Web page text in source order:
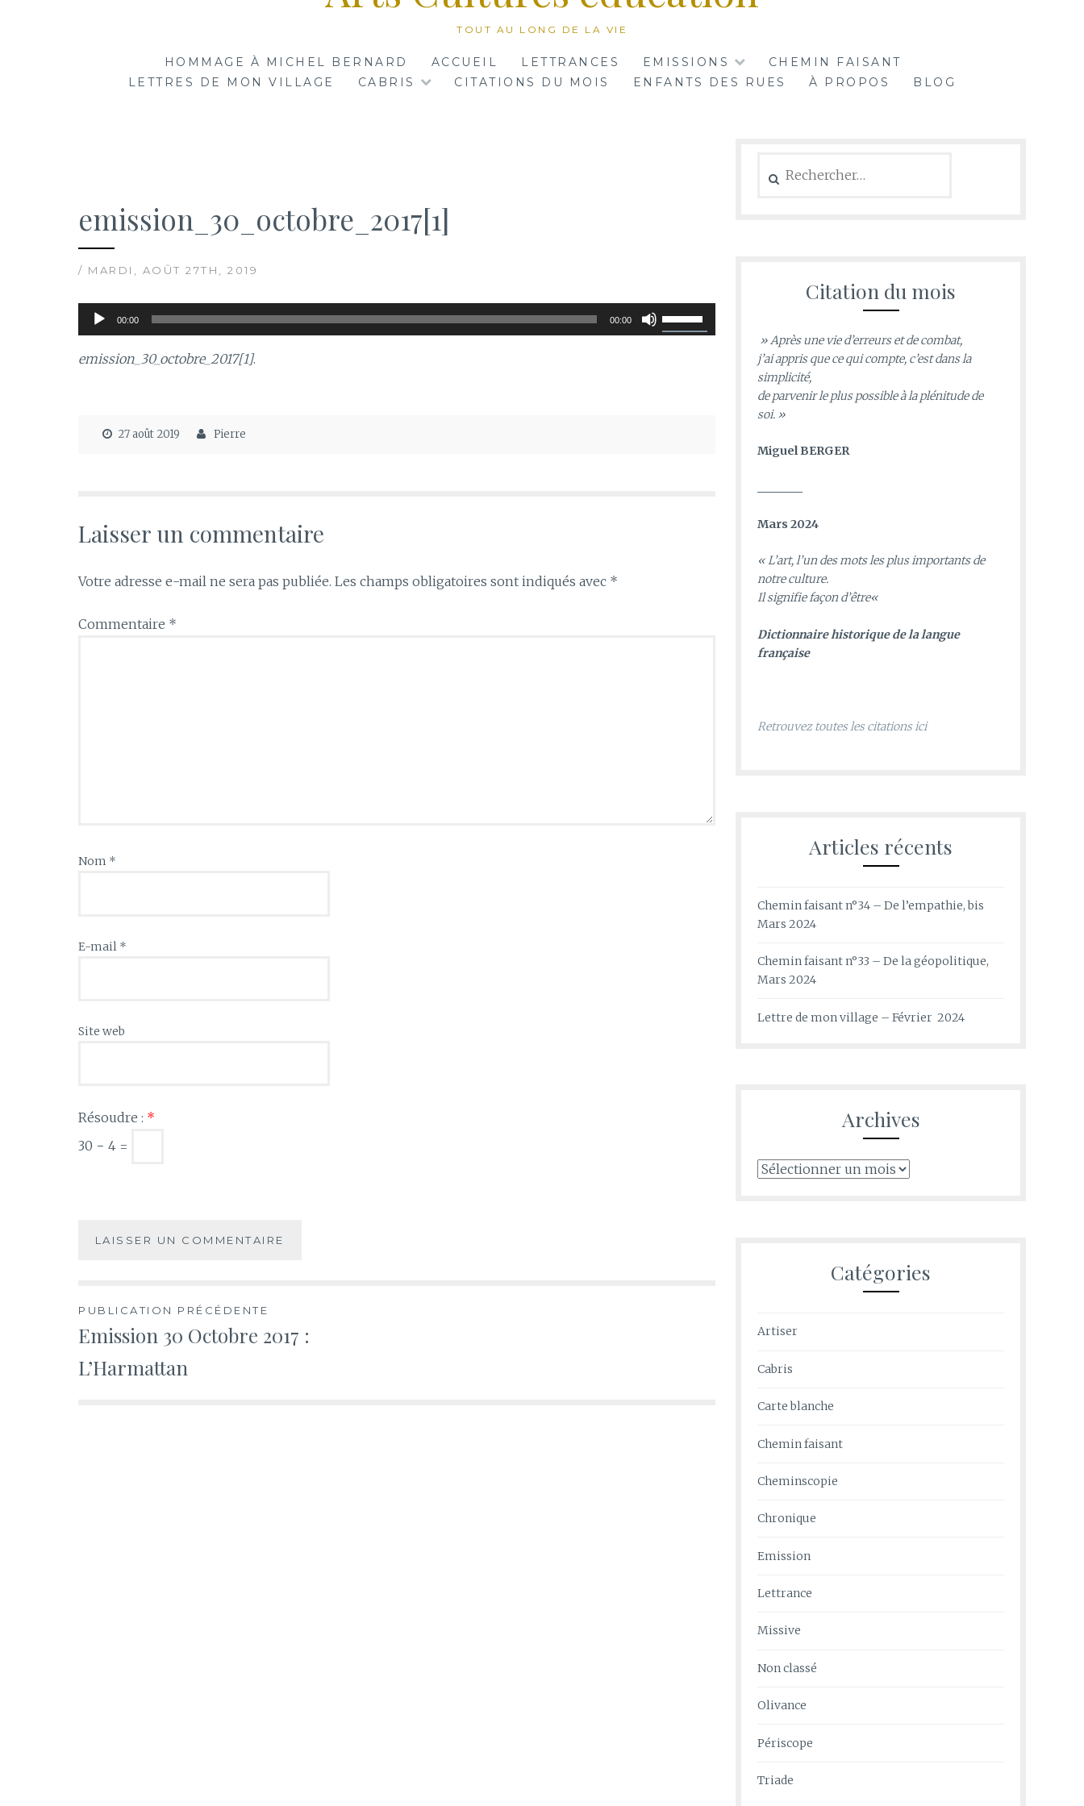
TOUT AU LONG DE LA VIE
HOMMAGE À MICHEL BERNARD ACCUEIL LETTRANCES EMISSIONS
CHEMIN FAISANT
LETTRES DE MON VILLAGE
CABRIS CITATIONS DU MOIS ENFANTS DES RUES À PROPOS BLOG
emission_30_octobre_2017[1]
/ MARDI, AOÛT 27TH, 2019
Lecteur
audio
00:00 00:00
Utilisez
les
emission_30_octobre_2017[1].
27 août 2019 Pierre
Laisser un commentaire
Votre adresse e-mail ne sera pas publiée. Les champs obligatoires sont indiqués avec *
Commentaire *
Nom *
E-mail *
Site web
Résoudre : *
30 − 4 =
Navigation
de
PUBLICATION PRÉCÉDENTE
Emission 30 Octobre 2017 :
L’Harmattan
Citation du mois
» Après une vie d’erreurs et de combat,
j’ai appris que ce qui compte, c’est dans la
simplicité,
de parvenir le plus possible à la plénitude de
soi. »
Miguel BERGER
Mars 2024
«L’art, l’un des mots les plus importants de
notre culture.
Il signifie façon d’être«
Dictionnaire historique de la langue
française
Retrouvez toutes les citations ici
Articles récents
Chemin faisant n°34 – De l’empathie, bis
Mars 2024
Chemin faisant n°33 – De la géopolitique,
Mars 2024
Lettre de mon village – Février 2024
Archives
Archives
Catégories
Artiser
Cabris
Carte blanche
Chemin faisant
Cheminscopie
Chronique
Emission
Lettrance
Missive
Non classé
Olivance
Périscope
Triade